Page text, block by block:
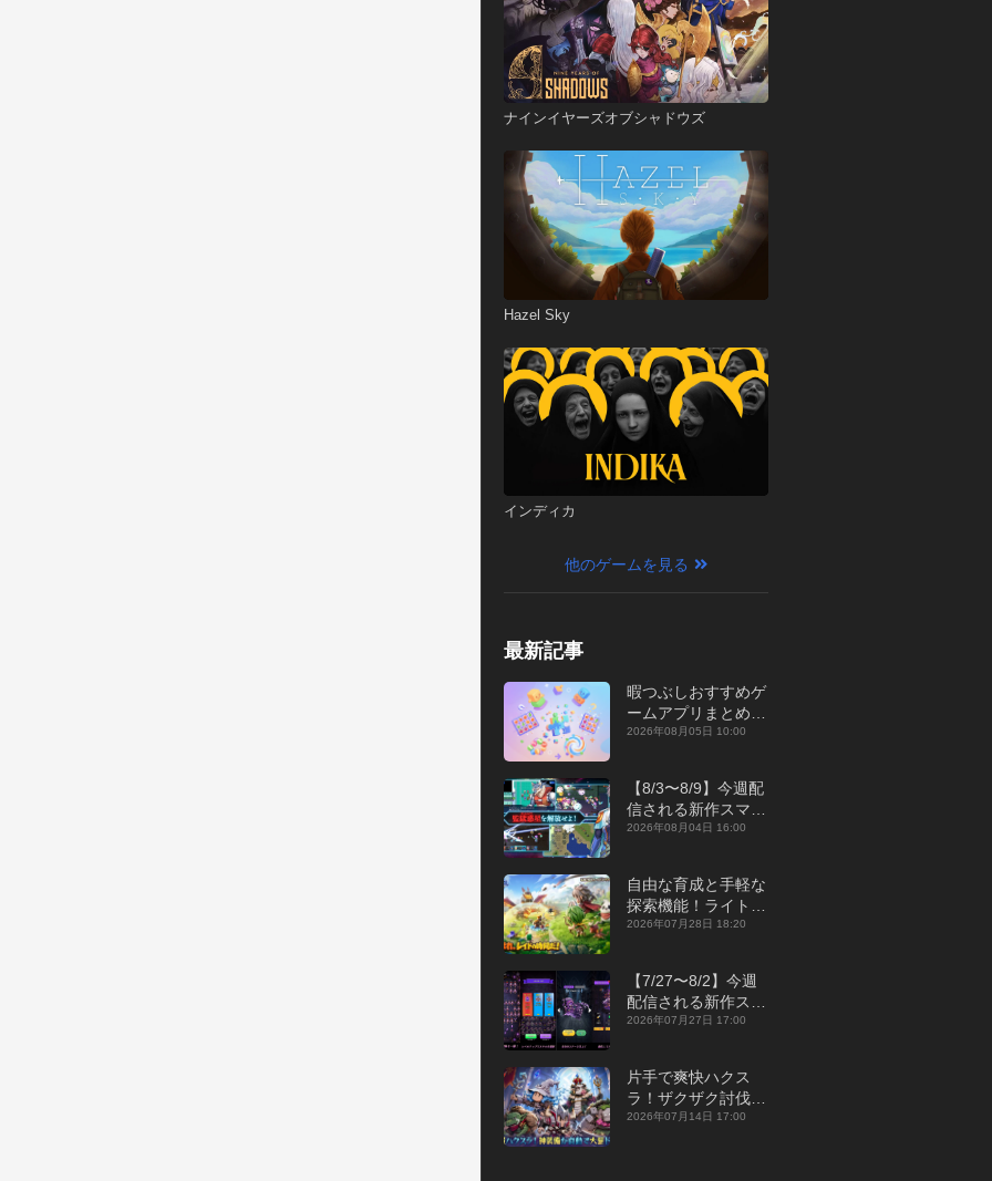
ナインイヤーズオブシャドウズ
Hazel Sky
インディカ
他のゲームを見る
最新記事
暇つぶしおすすめゲ
ームアプリまとめ｜
オフライン対応あり
2026年08月05日 10:00
【8/3〜8/9】今週配
信される新作スマホ
ゲームをまとめてお
2026年08月04日 16:00
自由な育成と手軽な
探索機能！ライトカ
ジュアルMMORPG
P】
2026年07月28日 18:20
【7/27〜8/2】今週
配信される新作スマ
ホゲームをまとめて
2026年07月27日 17:00
片手で爽快ハクス
ラ！ザクザク討伐し
て神装備を集める放
2026年07月14日 17:00